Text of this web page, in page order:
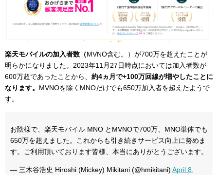
楽天モバイルの加入者数（MVNO含む。）が700万を超えたことが
明らかになりました。2023年11月27日時点においては加入者数が
600万超であったことから、 約4ヵ月で+100万回線が増やしたことに
なります。 MVNOを除くMNOだけでも650万加入者を超えたようで
す。
お陰様で、楽天モバイル MNO とMVNOで700万、MNO単体でも
650万を超えました。これからも引き続きサービス向上に努めま
す。ご利用頂いております皆様、本当にありがとうございます。
— 三木谷浩史 Hiroshi (Mickey) Mikitani (@hmikitani) April 8,